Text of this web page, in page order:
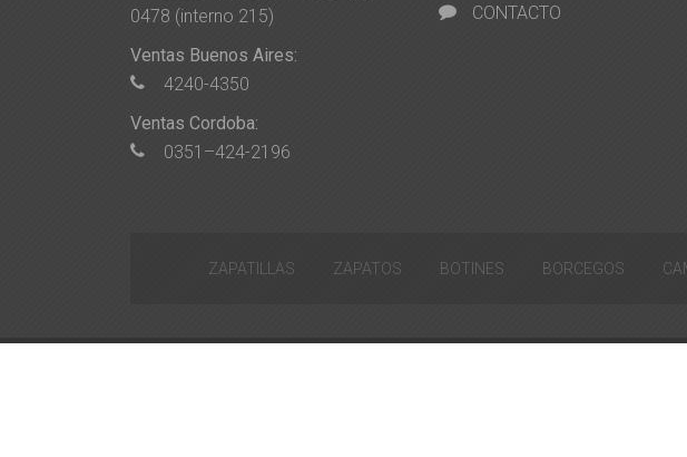
0478 (interno 215)
Ventas Buenos Aires:
4240-4350
Ventas Cordoba:
0351–424-2196
CONTACTO
ZAPATILLAS ZAPATOS BOTINES BORCEGOS